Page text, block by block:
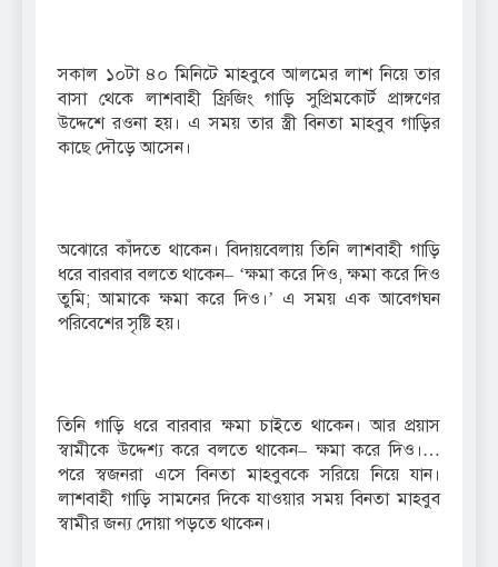
সকাল ১০টা ৪০ মিনিটে মাহবুবে আলমের লাশ নিয়ে তার
বাসা থেকে লাশবাহী ফ্রিজিং গাড়ি সুপ্রিমকোর্ট প্রাঙ্গণের
উদ্দেশে রওনা হয়। এ সময় তার স্ত্রী বিনতা মাহবুব গাড়ির
কাছে দৌড়ে আসেন।
অঝোরে কাঁদতে থাকেন। বিদায়বেলায় তিনি লাশবাহী গাড়ি
ধরে বারবার বলতে থাকেন– ‘ক্ষমা করে দিও, ক্ষমা করে দিও
তুমি; আমাকে ক্ষমা করে দিও।’ এ সময় এক আবেগঘন
পরিবেশের সৃষ্টি হয়।
তিনি গাড়ি ধরে বারবার ক্ষমা চাইতে থাকেন। আর প্রয়াস
স্বামীকে উদ্দেশ্য করে বলতে থাকেন– ক্ষমা করে দিও।…
পরে স্বজনরা এসে বিনতা মাহবুবকে সরিয়ে নিয়ে যান।
লাশবাহী গাড়ি সামনের দিকে যাওয়ার সময় বিনতা মাহবুব
স্বামীর জন্য দোয়া পড়তে থাকেন।